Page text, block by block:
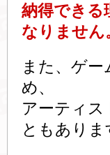
納得できる
なりません
また、ゲ
め、
アーティス
ともありま